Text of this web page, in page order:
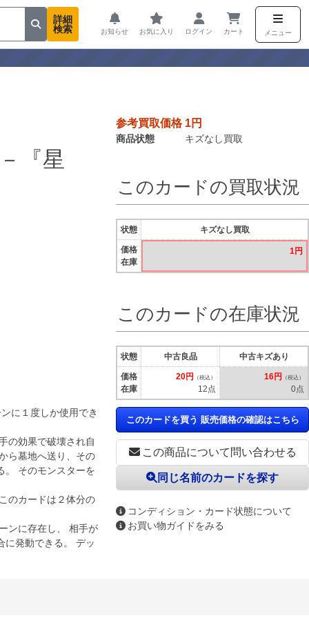
詳細
検索
お知らせ お気に入り ログイン カート メニュー
『星
に１度しか使用でき
の効果で破壊され自
ら墓地へ送り、その
。 そのモンスターを
のカードは２体分の
ンに存在し、 相手が
に発動できる。 デッ
参考買取価格 1円
商品状態 キズなし買取
この商品について問い合わせる
同じ名前のカードを探す
コンディション・カード状態について
お買い物ガイドをみる
このカードの買取状況
状態
価格
在庫
キズなし買取
1円
このカードの在庫状況
状態
価格
在庫
中古良品
20円 （税込）
12点
中古キズあり
16円 （税込）
0点
このカードを買う 販売価格の確認はこちら